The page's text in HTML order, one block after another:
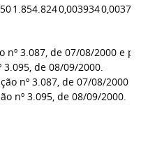
1.854.8240,003934
3.087, de 07/08/2000 e
3.095, de 08/09/2000.
nº 3.087, de 07/08/2000 e
nº 3.095, de 08/09/2000.